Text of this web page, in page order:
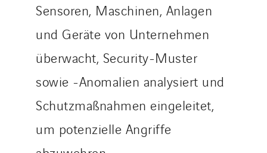
Sensoren, Maschinen, Anlagen
und Geräte von Unternehmen
überwacht, Security-Muster
sowie -Anomalien analysiert und
Schutzmaßnahmen eingeleitet,
um potenzielle Angriffe